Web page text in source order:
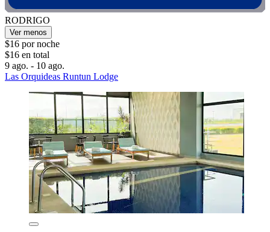
RODRIGO
Ver menos
$16 por noche
$16 en total
9 ago. - 10 ago.
Las Orquideas Runtun Lodge